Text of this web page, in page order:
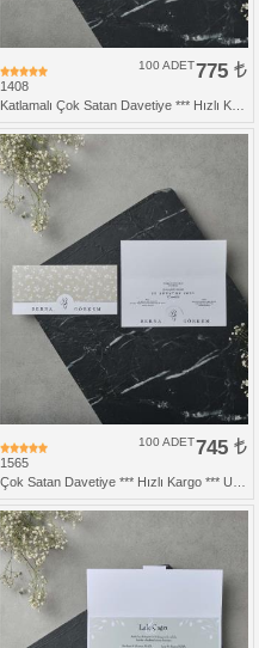
1408
775
100 ADET
1565
745
100 ADET